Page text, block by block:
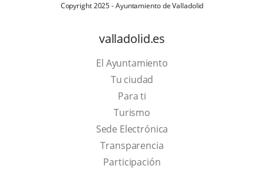
Copyright 2025 - Ayuntamiento de Valladolid
valladolid.es
El Ayuntamiento
Tu ciudad
Para ti
TurismoThis
link
will
open
Sede Electrónica
Transparencia
Participación